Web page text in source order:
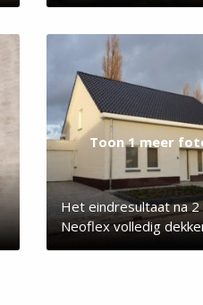
Toon 1 meer
Het eindresultaat na 2
Neoflex volledig